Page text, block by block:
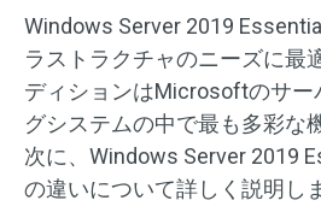
Windows Server 2019
ラストラクチャのニーズに最
ディションはMicrosoftのサー
グシステムの中で最も多彩な
次に、Windows Server 2019
の違いについて詳しく説明し